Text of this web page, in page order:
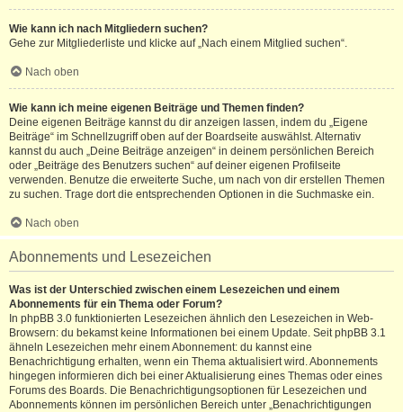
Wie kann ich nach Mitgliedern suchen?
Gehe zur Mitgliederliste und klicke auf „Nach einem Mitglied suchen“.
Nach oben
Wie kann ich meine eigenen Beiträge und Themen finden?
Deine eigenen Beiträge kannst du dir anzeigen lassen, indem du „Eigene
Beiträge“ im Schnellzugriff oben auf der Boardseite auswählst. Alternativ
kannst du auch „Deine Beiträge anzeigen“ in deinem persönlichen Bereich
oder „Beiträge des Benutzers suchen“ auf deiner eigenen Profilseite
verwenden. Benutze die erweiterte Suche, um nach von dir erstellen Themen
zu suchen. Trage dort die entsprechenden Optionen in die Suchmaske ein.
Nach oben
Abonnements und Lesezeichen
Was ist der Unterschied zwischen einem Lesezeichen und einem
Abonnements für ein Thema oder Forum?
In phpBB 3.0 funktionierten Lesezeichen ähnlich den Lesezeichen in Web-
Browsern: du bekamst keine Informationen bei einem Update. Seit phpBB 3.1
ähneln Lesezeichen mehr einem Abonnement: du kannst eine
Benachrichtigung erhalten, wenn ein Thema aktualisiert wird. Abonnements
hingegen informieren dich bei einer Aktualisierung eines Themas oder eines
Forums des Boards. Die Benachrichtigungsoptionen für Lesezeichen und
Abonnements können im persönlichen Bereich unter „Benachrichtigungen